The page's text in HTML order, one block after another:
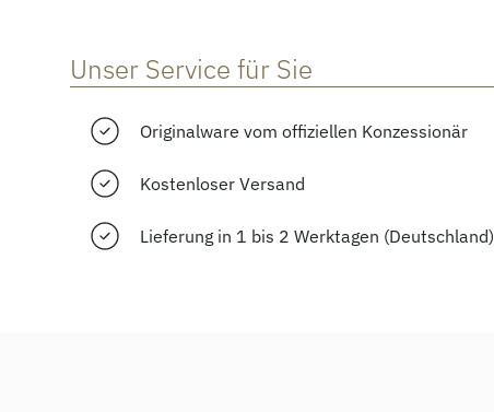
Unser Service für Sie
Originalware vom offiziellen Konzessionär
Kostenloser Versand
Lieferung in 1 bis 2 Werktagen (Deutschland)